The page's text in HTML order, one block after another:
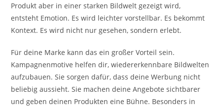
Produkt aber in einer starken Bildwelt gezeigt wird,
entsteht Emotion. Es wird leichter vorstellbar. Es bekommt
Kontext. Es wird nicht nur gesehen, sondern erlebt.
Für deine Marke kann das ein großer Vorteil sein.
Kampagnenmotive helfen dir, wiedererkennbare Bildwelten
aufzubauen. Sie sorgen dafür, dass deine Werbung nicht
beliebig aussieht. Sie machen deine Angebote sichtbarer
und geben deinen Produkten eine Bühne. Besonders in